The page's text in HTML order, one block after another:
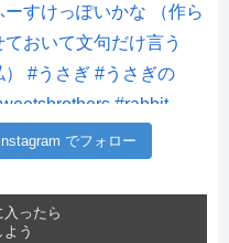
Instagram でフォロー
ったら
う